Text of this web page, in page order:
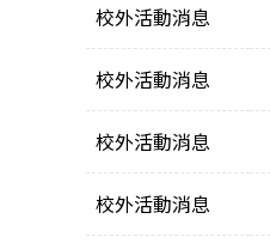
校外活動消息
校外活動消息
校外活動消息
校外活動消息